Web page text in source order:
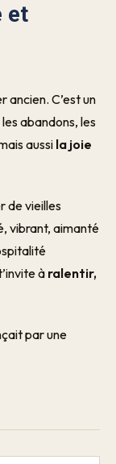
et
ancien. C’est un
abandons, les
aussi la joie
de vieilles
vibrant, aimanté
à ralentir,
par une